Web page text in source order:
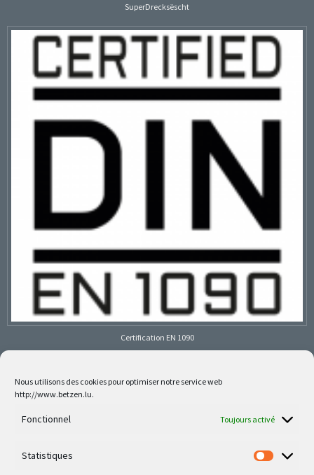
Nous utilisons des cookies pour optimiser notre service web
http://www.betzen.lu.
Fonctionnel Toujours activé
Statistiques
SuperDrecksëscht
Certification EN 1090
Follow us on social media